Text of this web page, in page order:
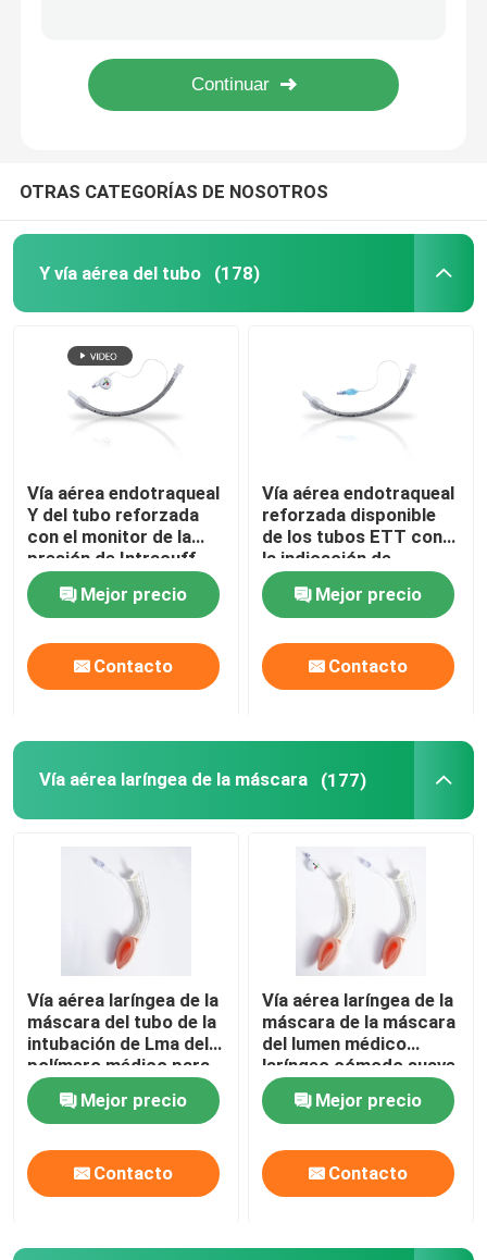
Y vía aérea del tubo
Tubo nasofaríngeo de la vía aérea
Tubo endotraqueal disponible
Monitor de la presión de la vía aérea
Tubo bronquial del molde
Catéter de la succión
Dispositivos video de la intubación
Tubo orofaríngeo de la vía aérea
PPE del equipo protector personal
Dispositivos para anestesia
Componentes del tubo endotraqueal
Catéteres OEM
OTRAS CATEGORÍAS DE NOSOTROS
Y vía aérea del tubo (178)
Vía aérea endotraqueal
Y del tubo reforzada
con el monitor de la
presión de Intracuff
Mejor precio
Contacto
Vía aérea endotraqueal
reforzada disponible
de los tubos ETT con
la indicación de
burbujas
Mejor precio
Contacto
Vía aérea laríngea de la máscara (177)
Vía aérea laríngea de la
máscara del tubo de la
intubación de Lma del
polímero médico para
la cirugía
Mejor precio
Contacto
Vía aérea laríngea de la
máscara de la máscara
del lumen médico
laríngeo cómodo suave
de la vía aérea LMA
InstrumentDual
Mejor precio
Contacto